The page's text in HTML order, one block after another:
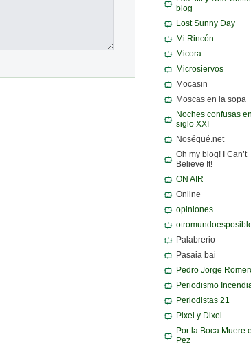
blog
Lost Sunny Day
Mi Rincón
Micora
Microsiervos
Mocasin
Moscas en la sopa
Noches confusas
siglo XXI
Noséqué.net
Oh my blog! I Can’t
Believe It!
ON AIR
Online
opiniones
Palabrerio
Pasaia bai
Pedro Jorge
Periodismo
Periodistas 21
Pixel y Dixel
Por la Boca Muere
Pez